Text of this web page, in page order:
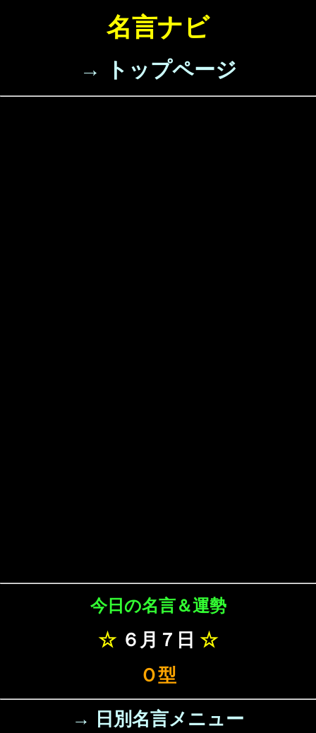
名言ナビ
→ トップページ
今日の名言＆運勢
☆ ６月７日 ☆
Ｏ型
→ 日別名言メニュー